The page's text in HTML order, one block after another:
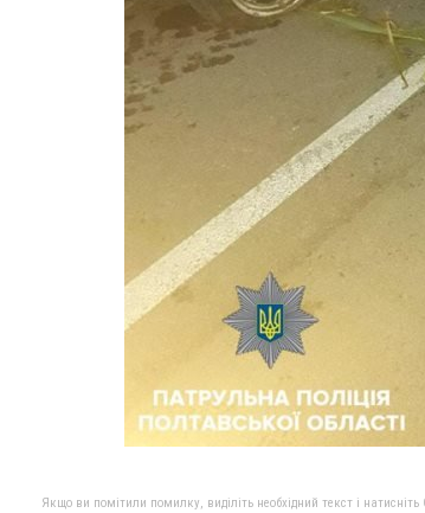
Якщо ви помітили помилку, виділіть необхідний текст і